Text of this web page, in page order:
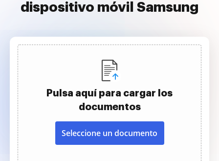
dispositivo móvil Samsung
Pulsa aquí para cargar los
documentos
Seleccione un documento